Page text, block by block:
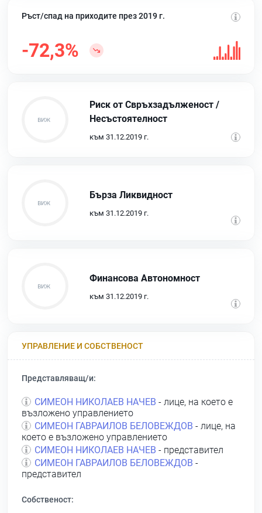
Ръст/спад на приходите през 2019 г.
-72,3%
Риск от Свръхзадълженост /
Несъстоятелност
към 31.12.2019 г.
Бърза Ликвидност
към 31.12.2019 г.
Финансова Автономност
към 31.12.2019 г.
УПРАВЛЕНИЕ И СОБСТВЕНОСТ
Представляващ/и:
СИМЕОН НИКОЛАЕВ НАЧЕВ - лице, на което е
възложено управлението
СИМЕОН ГАВРАИЛОВ БЕЛОВЕЖДОВ - лице, на
което е възложено управлението
СИМЕОН НИКОЛАЕВ НАЧЕВ - представител
СИМЕОН ГАВРАИЛОВ БЕЛОВЕЖДОВ -
представител
Собственост: